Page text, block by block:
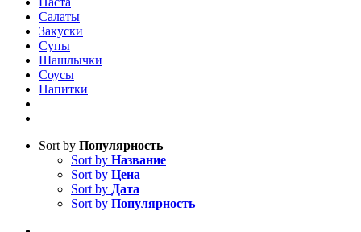
Салаты
Закуски
Супы
Шашлычки
Соусы
Напитки
Sort by Популярность
Sort by Название
Sort by Цена
Sort by Дата
Sort by Популярность